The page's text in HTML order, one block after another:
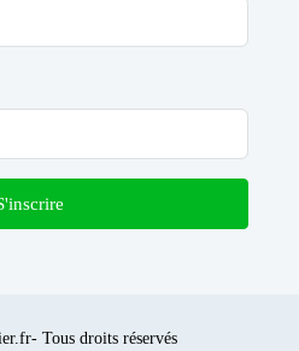
Tous droits réservés